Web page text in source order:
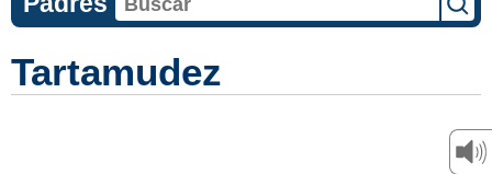
Tartamudez